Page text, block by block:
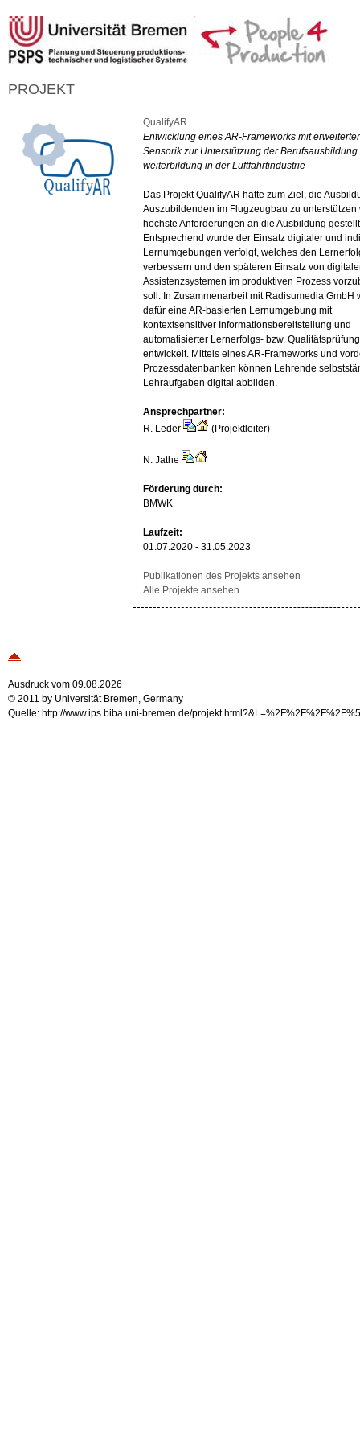
PROJEKT
QualifyAR
Entwicklung eines AR-Frameworks mit erweiterter
Sensorik zur Unterstützung der Berufsausbildung
weiterbildung in der Luftfahrtindustrie
Das Projekt QualifyAR hatte zum Ziel, die
Auszubildenden im Flugzeugbau zu unterstützen
höchste Anforderungen an die Ausbildung
Entsprechend wurde der Einsatz digitaler und
Lernumgebungen verfolgt, welches den
verbessern und den späteren Einsatz von
Assistenzsystemen im produktiven Prozess
soll. In Zusammenarbeit mit Radisumedia GmbH
dafür eine AR-basierten Lernumgebung mit
kontextsensitiver Informationsbereitstellung und
automatisierter Lernerfolgs- bzw. Qualitätsprüfung
entwickelt. Mittels eines AR-Frameworks und
Prozessdatenbanken können Lehrende
Lehraufgaben digital abbilden.
Ansprechpartner:
R. Leder
(Projektleiter)
N. Jathe
Förderung durch:
BMWK
Laufzeit:
01.07.2020 - 31.05.2023
Publikationen des Projekts ansehen
Alle Projekte ansehen
Ausdruck vom 09.08.2026
© 2011 by Universität Bremen, Germany
Quelle: http://www.ips.biba.uni-bremen.de/